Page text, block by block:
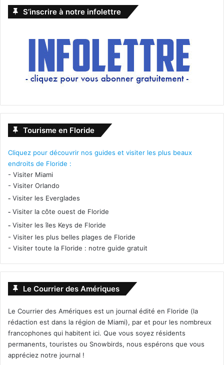
S’inscrire à notre infolettre
Tourisme en Floride
Cliquez pour découvrir nos guides et visiter les plus beaux
endroits de Floride :
- Visiter Miami
- Visiter Orlando
- Visiter les Everglades
- Visiter la côte ouest de Floride
- Visiter les îles Keys de Floride
- Visiter les plus belles plages de Floride
- Visiter toute la Floride : notre guide gratuit
Le Courrier des Amériques
Le Courrier des Amériques est un journal édité en Floride (la
rédaction est dans la région de Miami), par et pour les nombreux
francophones qui habitent ici. Que vous soyez résidents
permanents, touristes ou Snowbirds, nous espérons que vous
appréciez notre journal !